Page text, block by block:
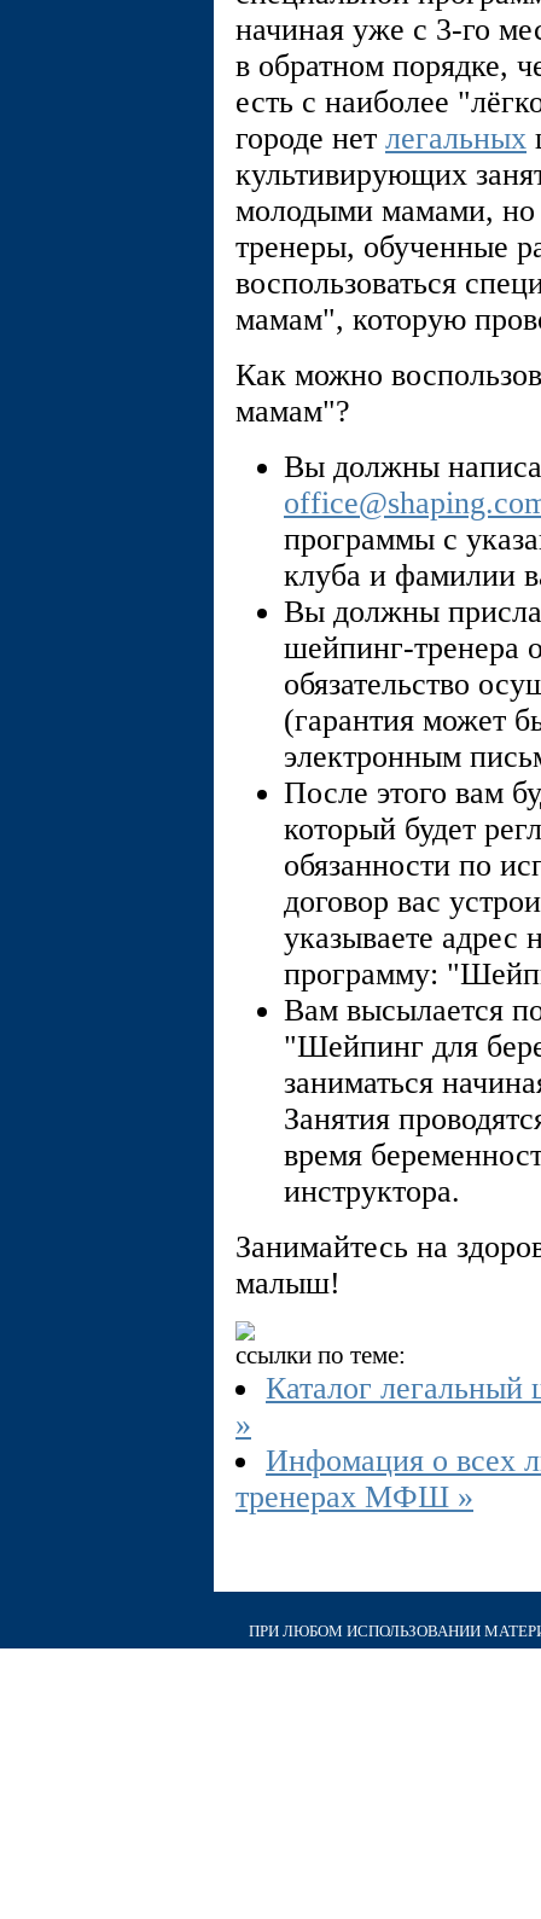
начиная уже с 3-го
в обратном порядке,
есть с наиболее
городе нет легальных
культивирующих
молодыми мамами, но
тренеры, обученные
воспользоваться
мамам", которую
Как можно
мамам"?
Вы должны
программы с
клуба и фамилии
Вы должны
шейпинг-тренера
обязательство
(гарантия может
электронным
После этого вам
который будет
обязанности по
договор вас
указываете адрес
программу:
Вам высылается
"Шейпинг для
заниматься
Занятия
время
инструктора.
Занимайтесь на
малыш!
ссылки по теме:
Каталог легальный
»
Инфомация о всех
тренерах МФШ »
ПРИ ЛЮБОМ ИСПОЛЬЗОВАНИИ